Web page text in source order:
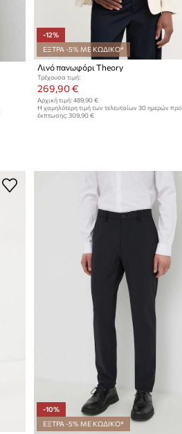
-12%
ΕΞΤΡΑ -5% ΜΕ ΚΩΔΙΚΟ*
Λινό πανωφόρι Theory
Τρέχουσα τιμή:
269,90 €
Αρχική τιμή: 489,90 €
Η χαμηλότερη τιμή των τελευταίων 30 ημερών προ
έκπτωσης: 309,90 €
-10%
ΕΞΤΡΑ -5% ΜΕ ΚΩΔΙΚΟ*